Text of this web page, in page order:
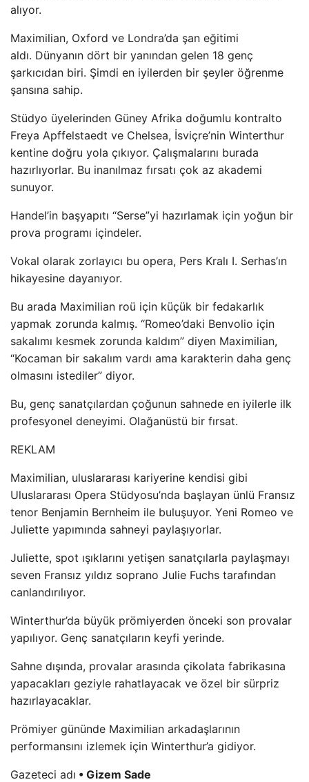
alıyor.
Maximilian, Oxford ve Londra’da şan eğitimi
aldı. Dünyanın dört bir yanından gelen 18 genç
şarkıcıdan biri. Şimdi en iyilerden bir şeyler öğrenme
şansına sahip.
Stüdyo üyelerinden Güney Afrika doğumlu kontralto
Freya Apffelstaedt ve Chelsea, İsviçre’nin Winterthur
kentine doğru yola çıkıyor. Çalışmalarını burada
hazırlıyorlar. Bu inanılmaz fırsatı çok az akademi
sunuyor.
Handel’in başyapıtı “Serse”yi hazırlamak için yoğun bir
prova programı içindeler.
Vokal olarak zorlayıcı bu opera, Pers Kralı I. Serhas’ın
hikayesine dayanıyor.
Bu arada Maximilian roü için küçük bir fedakarlık
yapmak zorunda kalmış. “Romeo’daki Benvolio için
sakalımı kesmek zorunda kaldım” diyen Maximilian,
“Kocaman bir sakalım vardı ama karakterin daha genç
olmasını istediler” diyor.
Bu, genç sanatçılardan çoğunun sahnede en iyilerle ilk
profesyonel deneyimi. Olağanüstü bir fırsat.
REKLAM
Maximilian, uluslararası kariyerine kendisi gibi
Uluslararası Opera Stüdyosu’nda başlayan ünlü Fransız
tenor Benjamin Bernheim ile buluşuyor. Yeni Romeo ve
Juliette yapımında sahneyi paylaşıyorlar.
Juliette, spot ışıklarını yetişen sanatçılarla paylaşmayı
seven Fransız yıldız soprano Julie Fuchs tarafından
canlandırılıyor.
Winterthur’da büyük prömiyerden önceki son provalar
yapılıyor. Genç sanatçıların keyfi yerinde.
Sahne dışında, provalar arasında çikolata fabrikasına
yapacakları geziyle rahatlayacak ve özel bir sürpriz
hazırlayacaklar.
Prömiyer gününde Maximilian arkadaşlarının
performansını izlemek için Winterthur’a gidiyor.
Gazeteci adı • Gizem Sade